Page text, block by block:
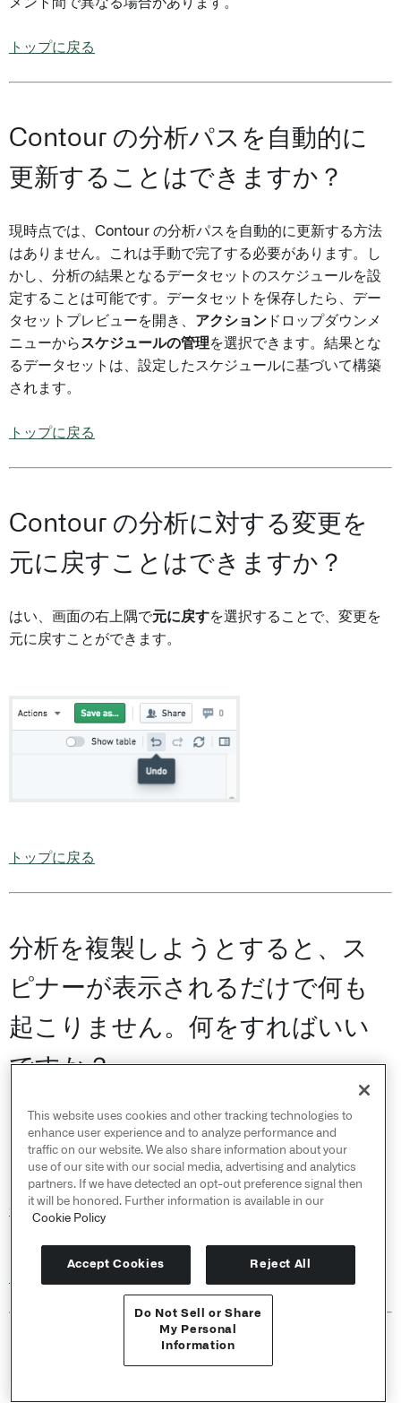
Send feedback
トップに戻る
Contour の分析パスを自動的に
更新することはできますか？
現時点では、Contour の分析パスを自動的に更新する方法
はありません。これは手動で完了する必要があります。し
かし、分析の結果となるデータセットのスケジュールを設
定することは可能です。データセットを保存したら、デー
タセットプレビューを開き、 アクション ドロップダウンメ
ニューから スケジュールの管理を選択できます。結果とな
るデータセットは、設定したスケジュールに基づいて構築
されます。
トップに戻る
Contour の分析に対する変更を
元に戻すことはできますか？
はい、画面の右上隅で元に戻すを選択することで、変更を
元に戻すことができます。
トップに戻る
分析を複製しようとすると、ス
ピナーが表示されるだけで何も
起こりません。何をすればいい
ですか？
これは、分析にパスが多すぎる場合に発生することがあり
ます。不要なパスを削除してから再度複製を試みてくださ
い。
一般的なパフォーマンスの問題
Contour からデータセットをビ
This website uses cookies and other tracking technologies to
enhance user experience and to analyze performance and
traffic on our website. We also share information about your
use of our site with our social media, advertising and analytics
partners. If we have detected an opt-out preference signal then
it will be honored. Further information is available in our
Cookie Policy
Accept Cookies Reject All
Do Not Sell or Share
My Personal
Information